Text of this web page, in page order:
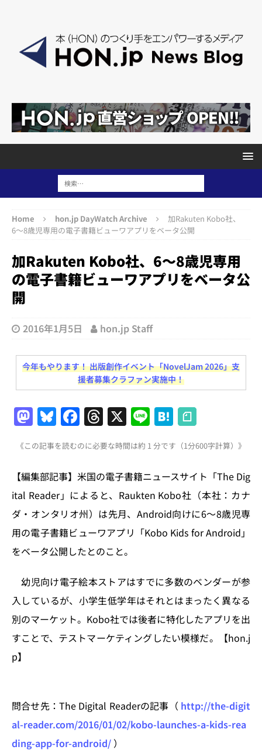
Home hon.jp DayWatch Archive
加Rakuten Kobo社、
6〜8歳児専用の電子書籍ビューワアプリをベータ公開
加Rakuten Kobo社、6〜8歳児専用
の電子書籍ビューワアプリをベータ公
開
2016年1月5日 hon.jp Staff
今年もやります！ 出版創作イベント「NovelJam 2026」支
援者募集クラファン実施中！
M
a
st
o
d
o
n
Bl
u
e
s
k
y
F
a
c
e
b
o
o
k
T
h
re
a
d
s
X Li
n
e
H
at
e
n
a
《この記事を読むのに必要な時間は約 1 分です（1分600字計算）》
【編集部記事】米国の電子書籍ニュースサイト「The Dig
ital Reader」によると、Raukten Kobo社（本社：カナ
ダ・オンタリオ州）は先月、Android向けに6〜8歳児専
用の電子書籍ビューワアプリ「Kobo Kids for Android」
をベータ公開したとのこと。
幼児向け電子絵本ストアはすでに多数のベンダーが参
入しているが、小学生低学年はそれとはまったく異なる
別のマーケット。Kobo社では後者に特化したアプリを出
すことで、テストマーケティングしたい模様だ。【hon.j
p】
問合せ先：The Digital Readerの記事（ http://the-digit
al-reader.com/2016/01/02/kobo-launches-a-kids-rea
ding-app-for-android/ ）